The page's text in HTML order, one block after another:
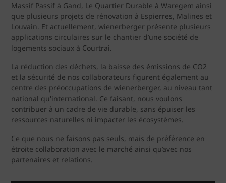
Massif Passif à Gand, Le Quartier Durable à Waregem ainsi
que plusieurs projets de rénovation à Espierres, Malines et
Louvain. Et actuellement, wienerberger présente plusieurs
applications circulaires sur le chantier d’une société de
logements sociaux à Courtrai.
La réduction des déchets, la baisse des émissions de CO2
et la sécurité de nos collaborateurs figurent également au
centre des préoccupations de wienerberger, au niveau tant
national qu'international. Ce faisant, nous voulons
contribuer à un cadre de vie durable, sans épuiser les
ressources naturelles ni impacter les écosystèmes.
Ce que nous ne faisons pas seuls, mais de préférence en
étroite collaboration avec le marché ainsi qu’avec nos
partenaires et relations.